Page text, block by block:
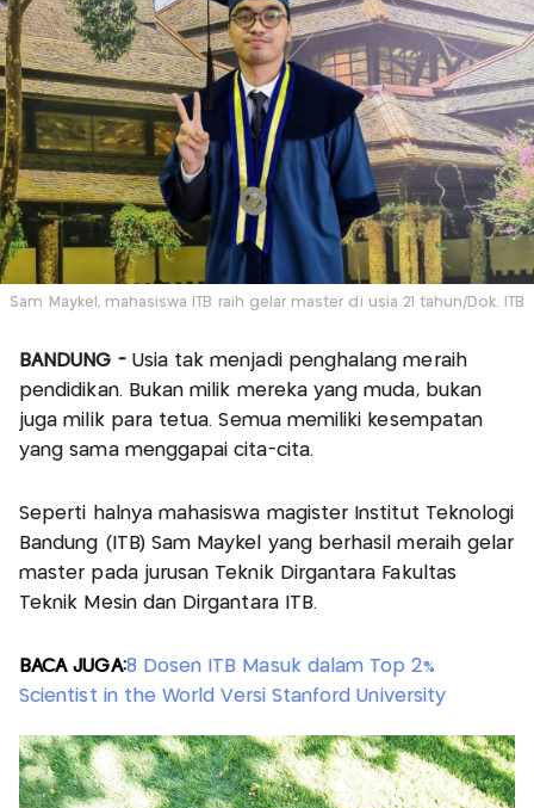
Sam Maykel, mahasiswa ITB raih gelar master di usia 21 tahun/Dok. ITB
BANDUNG -Usia tak menjadi penghalang meraih
pendidikan. Bukan milik mereka yang muda, bukan
juga milik para tetua. Semua memiliki kesempatan
yang sama menggapai cita-cita.
Seperti halnya mahasiswa magister Institut Teknologi
Bandung (ITB) Sam Maykel yang berhasil meraih gelar
master pada jurusan Teknik Dirgantara Fakultas
Teknik Mesin dan Dirgantara ITB.
BACA JUGA:8 Dosen ITB Masuk dalam Top 2%
Scientist in the World Versi Stanford University